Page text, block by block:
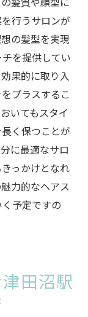
行うサロンが
の髪型を実現
を提供してい
果的に取り入
プラスするこ
いてもスタイ
く保つことが
に最適なサロ
っかけとなれ
力的なヘアス
予定ですの
田沼駅